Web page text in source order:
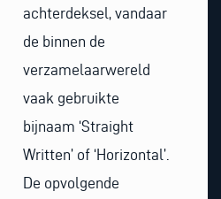
achterdeksel, vandaar
de binnen de
verzamelaarwereld
vaak gebruikte
bijnaam ‘Straight
Written’ of ‘Horizontal’.
De opvolgende